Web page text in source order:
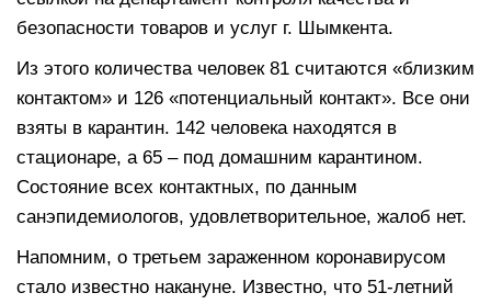
безопасности товаров и услуг г. Шымкента.
Из этого количества человек 81 считаются «близким
контактом» и 126 «потенциальный контакт». Все они
взяты в карантин. 142 человека находятся в
стационаре, а 65 – под домашним карантином.
Состояние всех контактных, по данным
санэпидемиологов, удовлетворительное, жалоб нет.
Напомним, о третьем зараженном коронавирусом
стало известно накануне. Известно, что 51-летний